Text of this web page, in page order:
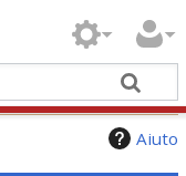
Aiuto